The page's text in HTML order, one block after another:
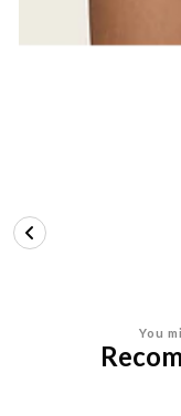
You